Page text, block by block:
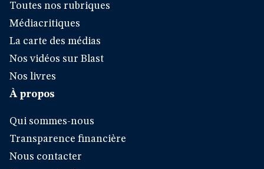
Toutes nos rubriques
Médiacritiques
La carte des médias
Nos vidéos sur Blast
Nos livres
À propos
Qui sommes-nous
Transparence financière
Nous contacter